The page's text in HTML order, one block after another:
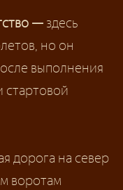
— здесь
но он
выполнения
стартовой
дорога на север
воротам